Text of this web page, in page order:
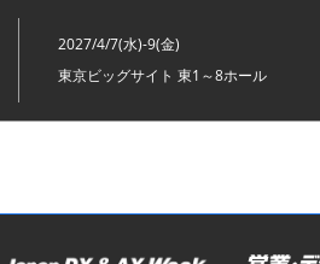
2027/4/7(水)-9(金)
東京ビッグサイト 東1～8ホール